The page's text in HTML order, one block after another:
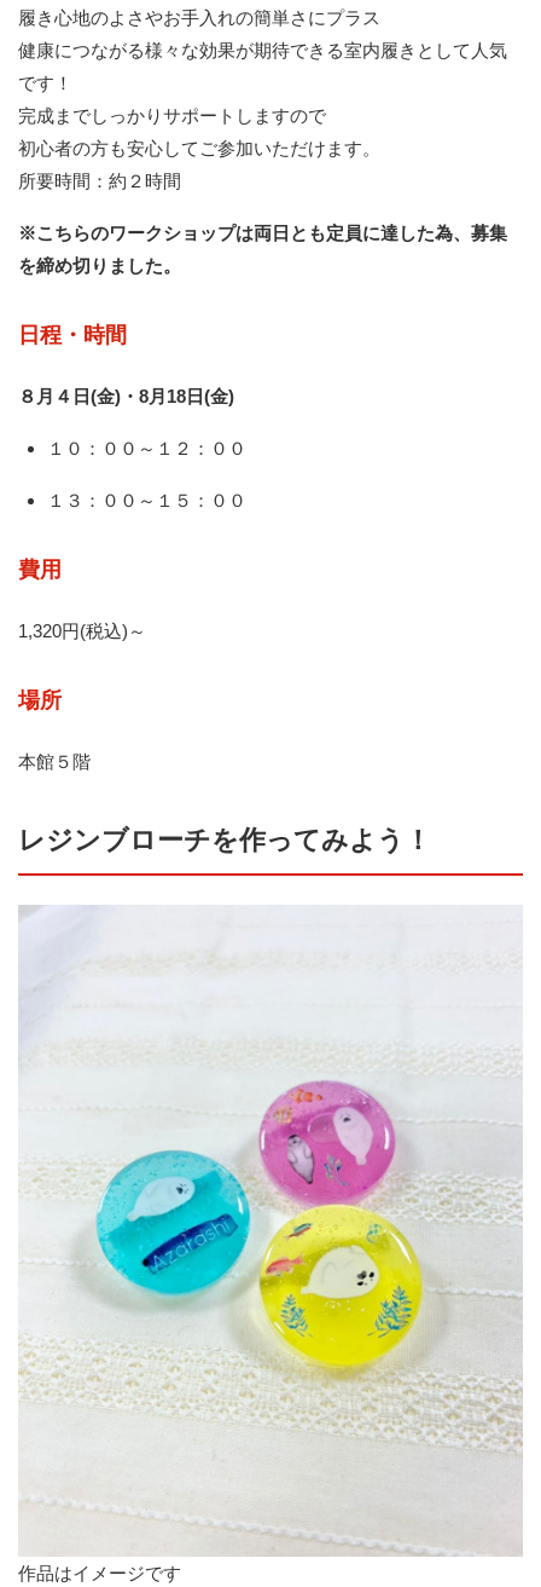
履き心地のよさやお手入れの簡単さにプラス
健康につながる様々な効果が期待できる室内履きとして人気
です！
完成までしっかりサポートしますので
初心者の方も安心してご参加いただけます。
所要時間：約２時間
※こちらのワークショップは両日とも定員に達した為、募集
を締め切りました。
日程・時間
８月４日(金)・8月18日(金)
１０：００～１２：００
１３：００～１５：００
費用
1,320円(税込)～
場所
本館５階
レジンブローチを作ってみよう！
作品はイメージです